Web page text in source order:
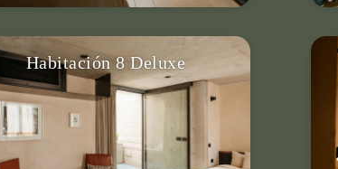
Habitación 8 Deluxe
Para 2 personas, cama King, baño
aire acondicionado, smart TV
& más.